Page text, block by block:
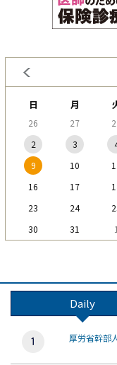
日 月
26 27
2
3
9
10
16
17
23
24
30
31 1
Daily
厚労省幹部